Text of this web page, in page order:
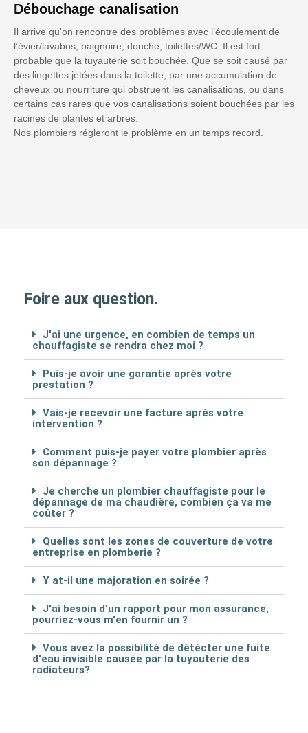
Débouchage canalisation
Il arrive qu'on rencontre des problèmes avec l’écoulement de
l’évier/lavabos, baignoire, douche, toilettes/WC. Il est fort
probable que la tuyauterie soit bouchée. Que se soit causé par
des lingettes jetées dans la toilette, par une accumulation de
cheveux ou nourriture qui obstruent les canalisations, ou dans
certains cas rares que vos canalisations soient bouchées par les
racines de plantes et arbres.
Nos plombiers régleront le problème en un temps record.
Foire aux question.
J'ai une urgence, en combien de temps un
chauffagiste se rendra chez moi ?
Puis-je avoir une garantie après votre
prestation ?
Vais-je recevoir une facture après votre
intervention ?
Comment puis-je payer votre plombier après
son dépannage ?
Je cherche un plombier chauffagiste pour le
dépannage de ma chaudière, combien ça va me
coûter ?
Quelles sont les zones de couverture de votre
entreprise en plomberie ?
Y at-il une majoration en soirée ?
J'ai besoin d'un rapport pour mon assurance,
pourriez-vous m'en fournir un ?
Vous avez la possibilité de détécter une fuite
d'eau invisible causée par la tuyauterie des
radiateurs?